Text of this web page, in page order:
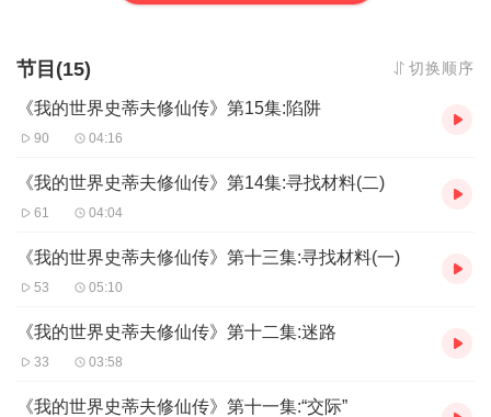
节目(15) 切换顺序
《我的世界史蒂夫修仙传》第15集:陷阱
90 04:16
《我的世界史蒂夫修仙传》第14集:寻找材料(二)
61 04:04
《我的世界史蒂夫修仙传》第十三集:寻找材料(一)
53 05:10
《我的世界史蒂夫修仙传》第十二集:迷路
33 03:58
《我的世界史蒂夫修仙传》第十一集:“交际”